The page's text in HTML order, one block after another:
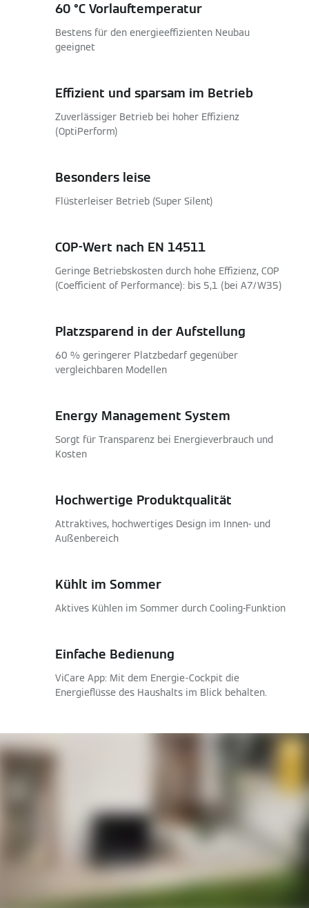
60 °C Vorlauftemperatur
Bestens für den energieeffizienten Neubau
geeignet
Effizient und sparsam im Betrieb
Zuverlässiger Betrieb bei hoher Effizienz
(OptiPerform)
Besonders leise
Flüsterleiser Betrieb (Super Silent)
COP-Wert nach EN 14511
Geringe Betriebskosten durch hohe Effizienz, COP
(Coefficient of Performance): bis 5,1 (bei A7/W35)
Platzsparend in der Aufstellung
60 % geringerer Platzbedarf gegenüber
vergleichbaren Modellen
Energy Management System
Sorgt für Transparenz bei Energieverbrauch und
Kosten
Hochwertige Produktqualität
Attraktives, hochwertiges Design im Innen- und
Außenbereich
Kühlt im Sommer
Aktives Kühlen im Sommer durch Cooling-Funktion
Einfache Bedienung
ViCare App: Mit dem Energie-Cockpit die
Energieflüsse des Haushalts im Blick behalten.